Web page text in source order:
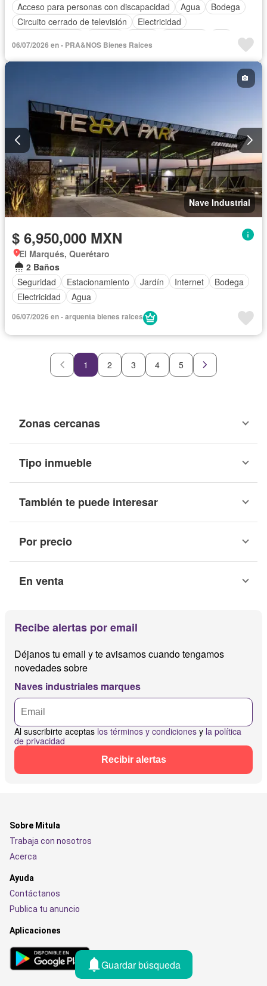
Acceso para personas con discapacidad
Agua
Bodega
Circuito cerrado de televisión
Electricidad
06/07/2026 en - PRA&NOS Bienes Raices
Nave Industrial
$ 6,950,000 MXN
El Marqués, Querétaro
2 Baños
Seguridad
Estacionamiento Jardín Internet
Bodega
Electricidad
Agua
06/07/2026 en - arquenta bienes raices
1 2 3 4 5
Zonas cercanas
Tipo inmueble
También te puede interesar
Por precio
En venta
Recibe alertas por email
Déjanos tu email y te avisamos cuando tengamos
novedades sobre
Naves industriales marques
Al suscribirte aceptas los términos y condiciones y la política
de privacidad
Recibir alertas
Guardar búsqueda
Sobre Mitula
Trabaja con nosotros
Acerca
Ayuda
Contáctanos
Publica tu anuncio
Aplicaciones